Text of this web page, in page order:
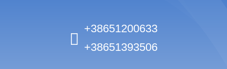
+38651200633
+38651393506